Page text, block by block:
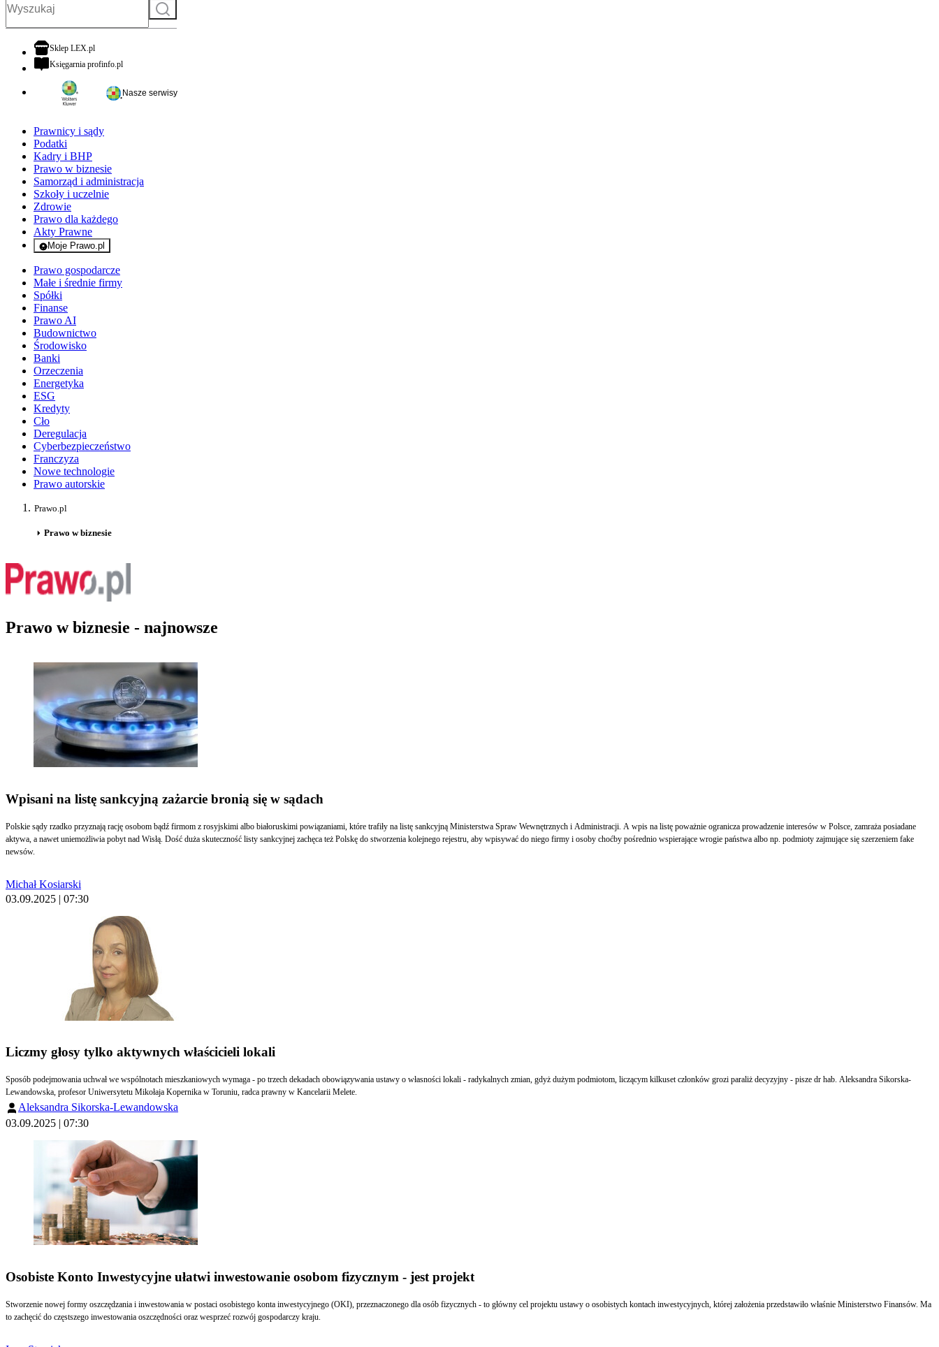
Szukaj
Sklep LEX.plotwiera się w nowej karcie
Księgarnia profinfo.plotwiera się w nowej karcie
Nasze serwisy
Prawnicy i sądy
Podatki
Kadry i BHP
Prawo w biznesie
Samorząd i administracja
Szkoły i uczelnie
Zdrowie
Prawo dla każdego
Akty Prawne
Moje Prawo.pl
- rejestracja i logowanie do serwisu
Prawo gospodarcze
Małe i średnie firmy
Spółki
Finanse
Prawo AI
Budownictwo
Środowisko
Banki
Orzeczenia
Energetyka
ESG
Kredyty
Cło
Deregulacja
Cyberbezpieczeństwo
Franczyza
Nowe technologie
Prawo autorskie
Prawo.pl
Prawo w biznesie
Prawo w biznesie - najnowsze
Wpisani na listę sankcyjną zażarcie bronią się w sądach
Polskie sądy rzadko przyznają rację osobom bądź firmom z rosyjskimi albo białoruskimi powiązaniami, które trafiły na listę sankcyjną Ministerstwa Spraw Wewnętrznych i Administracji. A wpis na listę poważnie ogranicza prowadzenie interesów w Polsce, zamraża posiadane
aktywa, a nawet uniemożliwia pobyt nad Wisłą. Dość duża skuteczność listy sankcyjnej zachęca też Polskę do stworzenia kolejnego rejestru, aby wpisywać do niego firmy i osoby choćby pośrednio wspierające wrogie państwa albo np. podmioty zajmujące się szerzeniem fake
newsów.
Michał Kosiarski
03.09.2025 | 07:30
Liczmy głosy tylko aktywnych właścicieli lokali
Sposób podejmowania uchwał we wspólnotach mieszkaniowych wymaga - po trzech dekadach obowiązywania ustawy o własności lokali - radykalnych zmian, gdyż dużym podmiotom, liczącym kilkuset członków grozi paraliż decyzyjny - pisze dr hab. Aleksandra Sikorska-
Lewandowska, profesor Uniwersytetu Mikołaja Kopernika w Toruniu, radca prawny w Kancelarii Melete.
Aleksandra Sikorska-Lewandowska
03.09.2025 | 07:30
Osobiste Konto Inwestycyjne ułatwi inwestowanie osobom fizycznym - jest projekt
Stworzenie nowej formy oszczędzania i inwestowania w postaci osobistego konta inwestycyjnego (OKI), przeznaczonego dla osób fizycznych - to główny cel projektu ustawy o osobistych kontach inwestycyjnych, której założenia przedstawiło właśnie Ministerstwo Finansów. Ma
to zachęcić do częstszego inwestowania oszczędności oraz wesprzeć rozwój gospodarczy kraju.